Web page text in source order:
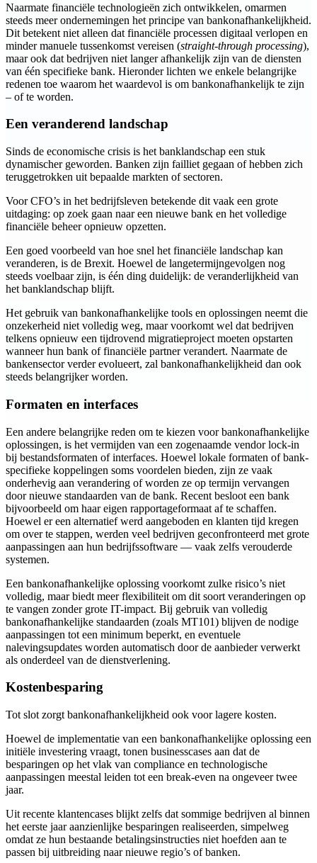
Naarmate financiële technologieën zich ontwikkelen, omarmen
steeds meer ondernemingen het principe van bankonafhankelijkheid.
Dit betekent niet alleen dat financiële processen digitaal verlopen en
minder manuele tussenkomst vereisen (straight-through processing),
maar ook dat bedrijven niet langer afhankelijk zijn van de diensten
van één specifieke bank. Hieronder lichten we enkele belangrijke
redenen toe waarom het waardevol is om bankonafhankelijk te zijn
– of te worden.
Een veranderend landschap
Sinds de economische crisis is het banklandschap een stuk
dynamischer geworden. Banken zijn failliet gegaan of hebben zich
teruggetrokken uit bepaalde markten of sectoren.
Voor CFO’s in het bedrijfsleven betekende dit vaak een grote
uitdaging: op zoek gaan naar een nieuwe bank en het volledige
financiële beheer opnieuw opzetten.
Een goed voorbeeld van hoe snel het financiële landschap kan
veranderen, is de Brexit. Hoewel de langetermijngevolgen nog
steeds voelbaar zijn, is één ding duidelijk: de veranderlijkheid van
het banklandschap blijft.
Het gebruik van bankonafhankelijke tools en oplossingen neemt die
onzekerheid niet volledig weg, maar voorkomt wel dat bedrijven
telkens opnieuw een tijdrovend migratieproject moeten opstarten
wanneer hun bank of financiële partner verandert. Naarmate de
bankensector verder evolueert, zal bankonafhankelijkheid dan ook
steeds belangrijker worden.
Formaten en interfaces
Een andere belangrijke reden om te kiezen voor bankonafhankelijke
oplossingen, is het vermijden van een zogenaamde vendor lock-in
bij bestandsformaten of interfaces. Hoewel lokale formaten of bank-
specifieke koppelingen soms voordelen bieden, zijn ze vaak
onderhevig aan verandering of worden ze op termijn vervangen
door nieuwe standaarden van de bank. Recent besloot een bank
bijvoorbeeld om haar eigen rapportageformaat af te schaffen.
Hoewel er een alternatief werd aangeboden en klanten tijd kregen
om over te stappen, werden veel bedrijven geconfronteerd met grote
aanpassingen aan hun bedrijfssoftware — vaak zelfs verouderde
systemen.
Een bankonafhankelijke oplossing voorkomt zulke risico’s niet
volledig, maar biedt meer flexibiliteit om dit soort veranderingen op
te vangen zonder grote IT-impact. Bij gebruik van volledig
bankonafhankelijke standaarden (zoals MT101) blijven de nodige
aanpassingen tot een minimum beperkt, en eventuele
nalevingsupdates worden automatisch door de aanbieder verwerkt
als onderdeel van de dienstverlening.
Kostenbesparing
Tot slot zorgt bankonafhankelijkheid ook voor lagere kosten.
Hoewel de implementatie van een bankonafhankelijke oplossing een
initiële investering vraagt, tonen businesscases aan dat de
besparingen op het vlak van compliance en technologische
aanpassingen meestal leiden tot een break-even na ongeveer twee
jaar.
Uit recente klantencases blijkt zelfs dat sommige bedrijven al binnen
het eerste jaar aanzienlijke besparingen realiseerden, simpelweg
omdat ze hun bestaande betalingsinstructies niet hoefden aan te
passen bij uitbreiding naar nieuwe regio’s of banken.